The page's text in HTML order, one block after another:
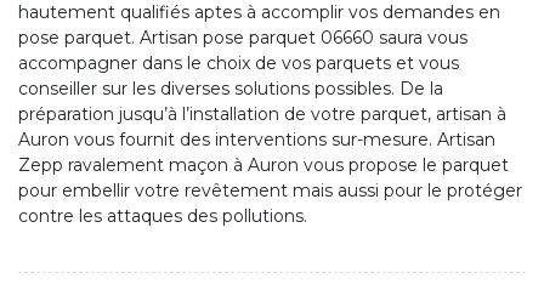
hautement qualifiés aptes à accomplir vos demandes en
pose parquet. Artisan pose parquet 06660 saura vous
accompagner dans le choix de vos parquets et vous
conseiller sur les diverses solutions possibles. De la
préparation jusqu’à l’installation de votre parquet, artisan à
Auron vous fournit des interventions sur-mesure. Artisan
Zepp ravalement maçon à Auron vous propose le parquet
pour embellir votre revêtement mais aussi pour le protéger
contre les attaques des pollutions.